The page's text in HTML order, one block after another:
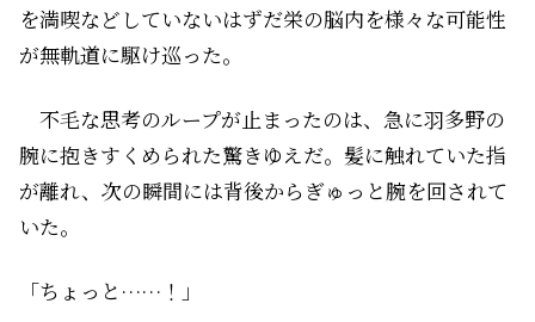
を満喫などしていないはずだ――栄の脳内を様々な可能性
が無軌道に駆け巡った。
不毛な思考のループが止まったのは、急に羽多野の
腕に抱きすくめられた驚きゆえだ。髪に触れていた指
が離れ、次の瞬間には背後からぎゅっと腕を回されて
いた。
「ちょっと……！」